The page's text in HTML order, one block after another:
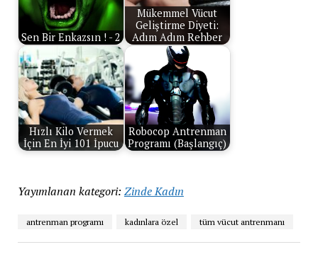
Sen Bir Enkazsın ! - 2
Mükemmel Vücut
Geliştirme Diyeti:
Adım Adım Rehber
Hızlı Kilo Vermek
İçin En İyi 101 İpucu
Robocop Antrenman
Programı (Başlangıç)
Yayımlanan kategori: Zinde Kadın
antrenman programı kadınlara özel tüm vücut antrenmanı